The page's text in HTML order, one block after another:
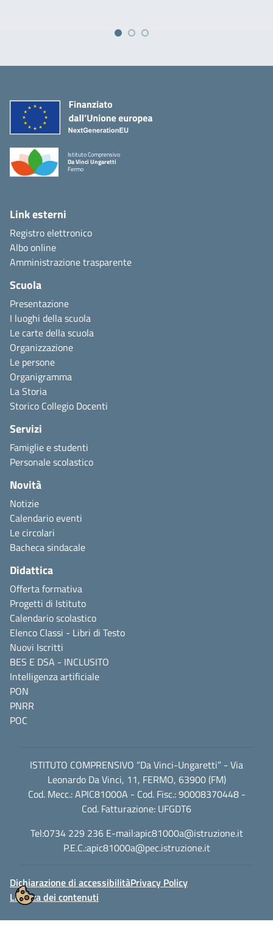
Istituto Comprensivo
Da Vinci Ungaretti
Fermo
Link esterni
Registro elettronico
Albo online
Amministrazione trasparente
Scuola
Presentazione
I luoghi della scuola
Le carte della scuola
Organizzazione
Le persone
Organigramma
La Storia
Storico Collegio Docenti
Servizi
Famiglie e studenti
Personale scolastico
Novità
Notizie
Calendario eventi
Le circolari
Bacheca sindacale
Didattica
Offerta formativa
Progetti di Istituto
Calendario scolastico
Elenco Classi - Libri di Testo
Nuovi Iscritti
BES E DSA - INCLUSITO
Intelligenza artificiale
PON
PNRR
POC
ISTITUTO COMPRENSIVO “Da Vinci-Ungaretti” - Via
Leonardo Da Vinci, 11, FERMO, 63900 (FM)
Cod. Mecc.: APIC81000A - Cod. Fisc.: 90008370448 -
Cod. Fatturazione: UFGDT6
Tel:0734 229 236 E-mail:apic81000a@istruzione.it
P.E.C.:apic81000a@pec.istruzione.it
Dichiarazione di accessibilitàPrivacy Policy
Licenza dei contenuti